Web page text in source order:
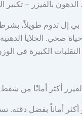
بالفيزر + تكبير
بي إل تدوم طويلاً،
صحي. الخلايا الدهنية
الكبيرة في
أكثر أمانًا من
أكثر أماناً بفضل دقته.